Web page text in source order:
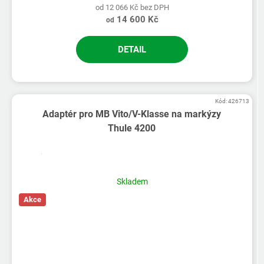
od 12 066 Kč bez DPH
od 14 600 Kč
DETAIL
Adaptér pro MB Vito/V-Klasse na markýzy
Thule 4200
Skladem
Akce
Kód:426713